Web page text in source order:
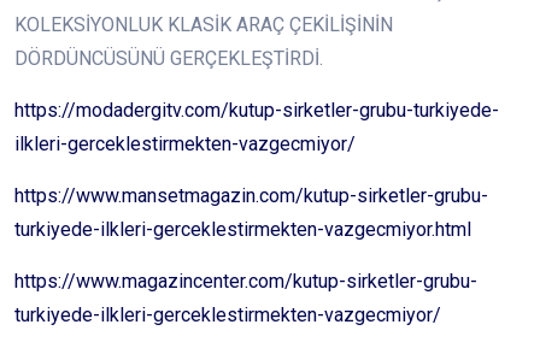
KOLEKSİYONLUK KLASİK ARAÇ ÇEKİLİŞİNİN
DÖRDÜNCÜSÜNÜ GERÇEKLEŞTİRDİ.
https://modadergitv.com/kutup-sirketler-grubu-turkiyede-
ilkleri-gerceklestirmekten-vazgecmiyor/
https://www.mansetmagazin.com/kutup-sirketler-grubu-
turkiyede-ilkleri-gerceklestirmekten-vazgecmiyor.html
https://www.magazincenter.com/kutup-sirketler-grubu-
turkiyede-ilkleri-gerceklestirmekten-vazgecmiyor/